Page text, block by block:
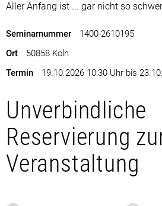
Aller Anfang ist ... gar nicht so schwer
Seminarnummer
1400-2610195
Ort
50858 Köln
Termin
19.10.2026 10:30 Uhr bis
Unverbindliche
Reservierung
Veranstaltung